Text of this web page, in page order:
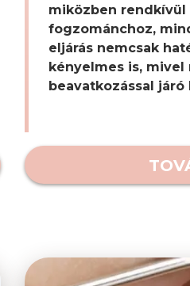
miközben
fogzománchoz,
eljárás nemcsak
kényelmes is, mivel
beavatkozással